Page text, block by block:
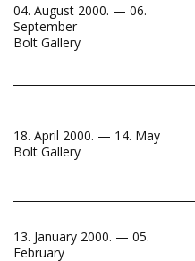
04. August 2000. — 06.
September
Bolt Gallery
18. April 2000. — 14. May
Bolt Gallery
13. January 2000. — 05.
February